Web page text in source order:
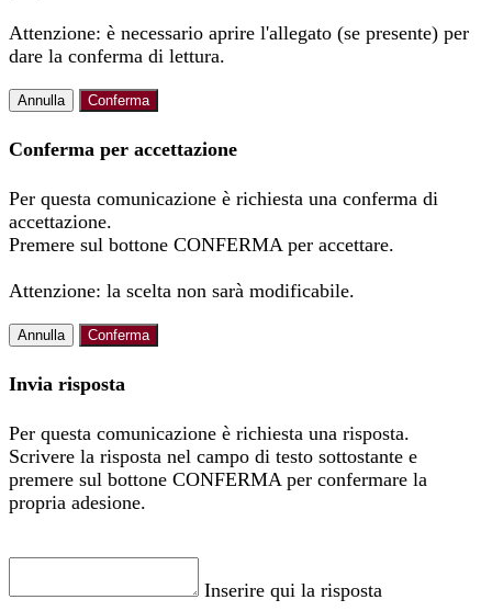
Attenzione: è necessario aprire l'allegato (se presente) per
dare la conferma di lettura.
Annulla Conferma
Conferma per accettazione
Per questa comunicazione è richiesta una conferma di
accettazione.
Premere sul bottone CONFERMA per accettare.
Attenzione: la scelta non sarà modificabile.
Annulla Conferma
Invia risposta
Per questa comunicazione è richiesta una risposta.
Scrivere la risposta nel campo di testo sottostante e
premere sul bottone CONFERMA per confermare la
propria adesione.
Inserire qui la risposta